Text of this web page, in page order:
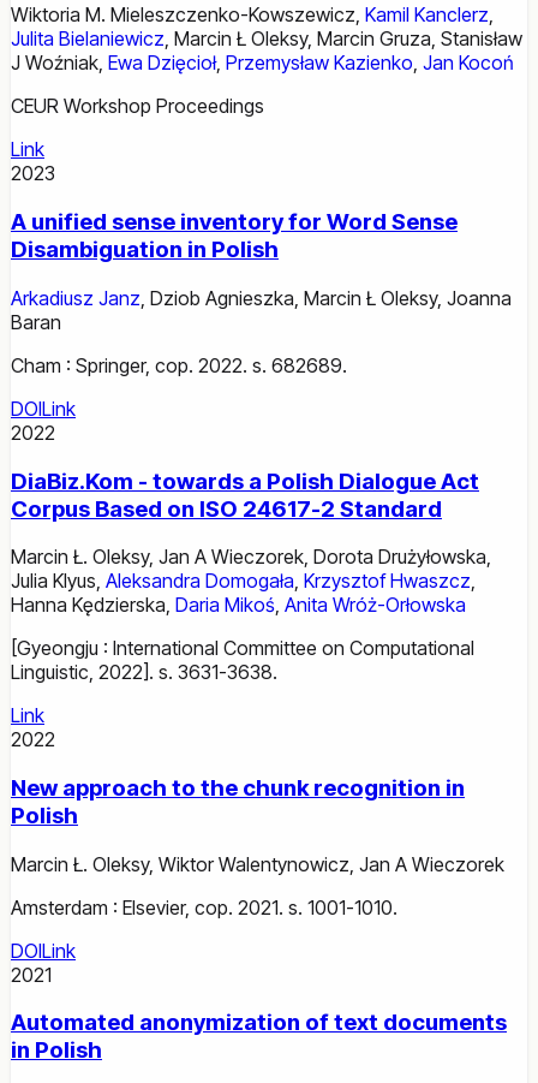
Wiktoria M. Mieleszczenko-Kowszewicz, Kamil Kanclerz,
Julita Bielaniewicz, Marcin Ł Oleksy, Marcin Gruza, Stanisław
J Woźniak, Ewa Dzięcioł, Przemysław Kazienko, Jan Kocoń
CEUR Workshop Proceedings
Link
2023
A unified sense inventory for Word Sense
Disambiguation in Polish
Arkadiusz Janz Dziob Agnieszka Marcin Ł Oleksy, Joanna
Baran
Cham : Springer, cop. 2022. s. 682689.
DOILink
2022
DiaBiz.Kom - towards a Polish Dialogue Act
Corpus Based on ISO 24617-2 Standard
Marcin Ł. Oleksy, Jan A Wieczorek, Dorota Drużyłowska,
Julia Klyus, Aleksandra Domogała, Krzysztof Hwaszcz,
Hanna Kędzierska, Daria Mikoś, Anita Wróż-Orłowska
[Gyeongju : International Committee on Computational
Linguistic, 2022]. s. 3631-3638.
Link
2022
New approach to the chunk recognition in
Polish
Marcin Ł. Oleksy, Wiktor Walentynowicz Jan A Wieczorek
Amsterdam : Elsevier, cop. 2021. s. 1001-1010.
DOILink
2021
Automated anonymization of text documents
in Polish